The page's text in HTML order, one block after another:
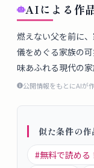
ロ
グ
概
要
グ
イ
AIによる作
燃えない父を前に
儀をめぐる家族の
味あふれる現代の家
公開情報をもとにAIが
似た条件の作
#無料で読める